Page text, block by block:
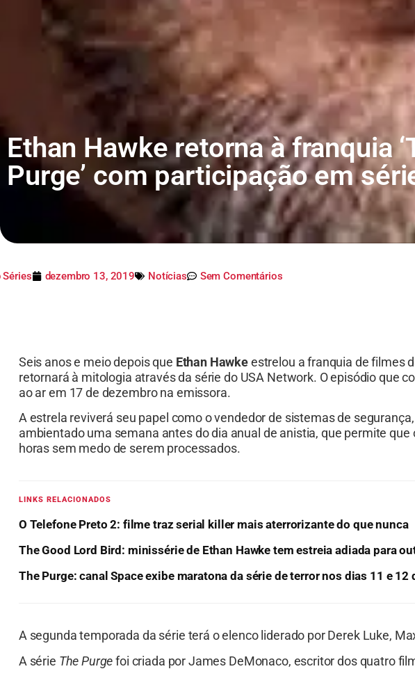
Ethan Hawke retorna à franquia
Purge’ com participação em
Séries dezembro 13, 2019 Notícias Sem Comentários
Seis anos e meio depois que Ethan Hawkeestrelou a franquia de filmes
retornará à mitologia através da série do USA Network. O episódio que
ao ar em 17 de dezembro na emissora.
A estrela reviverá seu papel como o vendedor de sistemas de
ambientado uma semana antes do dia anual de anistia, que permite
horas sem medo de serem processados.
LINKS RELACIONADOS
O Telefone Preto 2: filme traz serial killer mais aterrorizante do que nunca
The Good Lord Bird: minissérie de Ethan Hawke tem estreia adiada para
The Purge: canal Space exibe maratona da série de terror nos dias 11 e 12
A segunda temporada da série terá o elenco liderado por Derek Luke,
A série The Purgefoi criada por James DeMonaco, escritor dos quatro